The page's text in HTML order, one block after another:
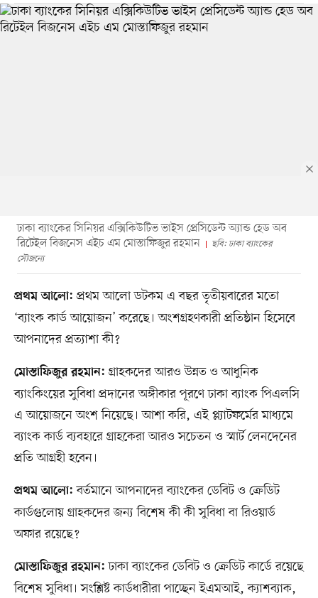
ঢাকা ব্যাংকের সিনিয়র এক্সিকিউটিভ ভাইস প্রেসিডেন্ট অ্যান্ড হেড অব
রিটেইল বিজনেস এইচ এম মোস্তাফিজুর রহমান
ছবি: ঢাকা ব্যাংকের
সৌজন্যে
প্রথম আলো: প্রথম আলো ডটকম এ বছর তৃতীয়বারের মতো
‘ব্যাংক কার্ড আয়োজন’ করেছে। অংশগ্রহণকারী প্রতিষ্ঠান হিসেবে
আপনাদের প্রত্যাশা কী?
মোস্তাফিজুর রহমান: গ্রাহকদের আরও উন্নত ও আধুনিক
ব্যাংকিংয়ের সুবিধা প্রদানের অঙ্গীকার পূরণে ঢাকা ব্যাংক পিএলসি
এ আয়োজনে অংশ নিয়েছে। আশা করি, এই প্ল্যাটফর্মের মাধ্যমে
ব্যাংক কার্ড ব্যবহারে গ্রাহকেরা আরও সচেতন ও স্মার্ট লেনদেনের
প্রতি আগ্রহী হবেন।
প্রথম আলো: বর্তমানে আপনাদের ব্যাংকের ডেবিট ও ক্রেডিট
কার্ডগুলোয় গ্রাহকদের জন্য বিশেষ কী কী সুবিধা বা রিওয়ার্ড
অফার রয়েছে?
মোস্তাফিজুর রহমান: ঢাকা ব্যাংকের ডেবিট ও ক্রেডিট কার্ডে রয়েছে
বিশেষ সুবিধা। সংশ্লিষ্ট কার্ডধারীরা পাচ্ছেন ইএমআই, ক্যাশব্যাক,